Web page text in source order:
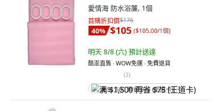
愛情海 防水浴簾, 1個
首購折扣價$176
40% $105 ($105.00/1個)
明天 8/8 (六) 預計送達
酷澎直售 ∙ WOW免運 ∙ 免費退貨
(2)
满 $1,500 再省 $75 (王道卡)